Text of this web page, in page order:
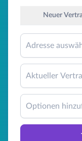
Neuer
Adresse
Aktueller
Optionen